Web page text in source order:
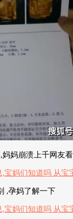
妈崩溃上千网友
,孕妈了解一下